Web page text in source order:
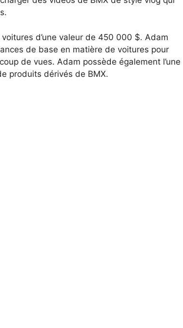
d’une valeur de 450 000 $. Adam
de base en matière de voitures pour
de vues. Adam possède également l’une
produits dérivés de BMX.